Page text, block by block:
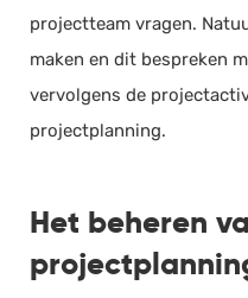
projectteam vragen.
maken en dit bespreken
vervolgens de
projectplanning.
Het beheren